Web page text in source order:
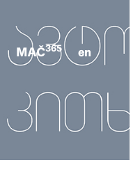
MAČ365
en